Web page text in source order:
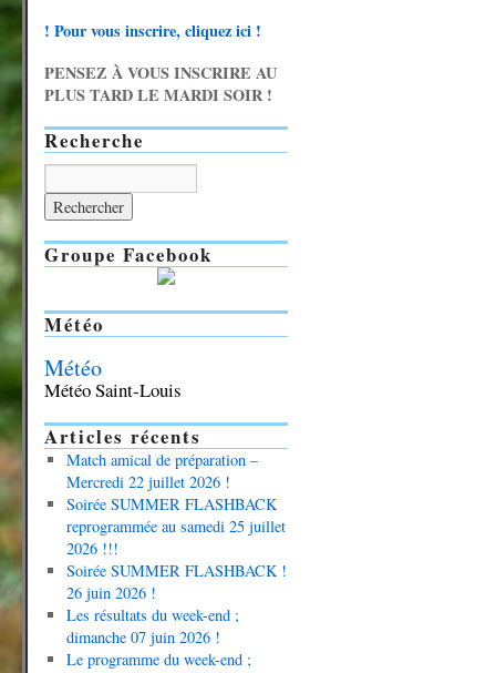
! Pour vous inscrire, cliquez ici !
PENSEZ À VOUS INSCRIRE AU
PLUS TARD LE MARDI SOIR !
Recherche
Groupe Facebook
Météo
Météo
Météo Saint-Louis
Articles récents
Match amical de préparation –
Mercredi 22 juillet 2026 !
Soirée SUMMER FLASHBACK
reprogrammée au samedi 25 juillet
2026 !!!
Soirée SUMMER FLASHBACK !
26 juin 2026 !
Les résultats du week-end ;
dimanche 07 juin 2026 !
Le programme du week-end ;